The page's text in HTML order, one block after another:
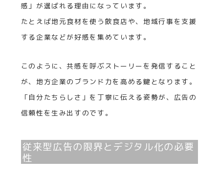
感」が選ばれる理由になっています。
たとえば地元食材を使う飲食店や、地域行事を支援
する企業などが好感を集めています。
このように、共感を呼ぶストーリーを発信すること
が、地方企業のブランド力を高める鍵となります。
「自分たちらしさ」を丁寧に伝える姿勢が、広告の
信頼性を生み出すのです。
従来型広告の限界とデジタル化の必要
性